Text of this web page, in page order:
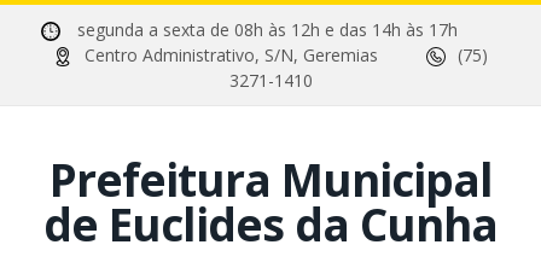
segunda a sexta de 08h às 12h e das 14h às 17h
Centro Administrativo, S/N, Geremias
(75)
3271-1410
Prefeitura Municipal
de Euclides da Cunha